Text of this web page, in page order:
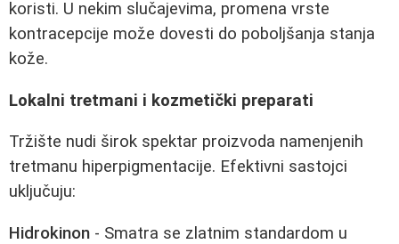
koristi. U nekim slučajevima, promena vrste
kontracepcije može dovesti do poboljšanja stanja
kože.
Lokalni tretmani i kozmetički preparati
Tržište nudi širok spektar proizvoda namenjenih
tretmanu hiperpigmentacije. Efektivni sastojci
uključuju:
Hidrokinon - Smatra se zlatnim standardom u